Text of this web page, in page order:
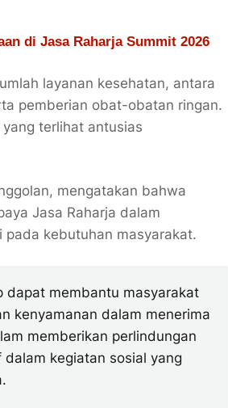
di Jasa Raharja Summit 2026
layanan kesehatan, antara
pemberian obat-obatan ringan.
terlihat antusias
, mengatakan bahwa
Jasa Raharja dalam
pada kebutuhan masyarakat.
dapat membantu masyarakat
kenyamanan dalam menerima
memberikan perlindungan
kegiatan sosial yang